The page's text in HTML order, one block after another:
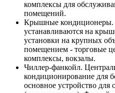
комплексы для
помещений.
Крышные
устанавливаются на
установки на крупных
помещением - торговые
комплексы, вокзалы.
Чиллер-фанкойл.
кондиционирование для
основное устройство для